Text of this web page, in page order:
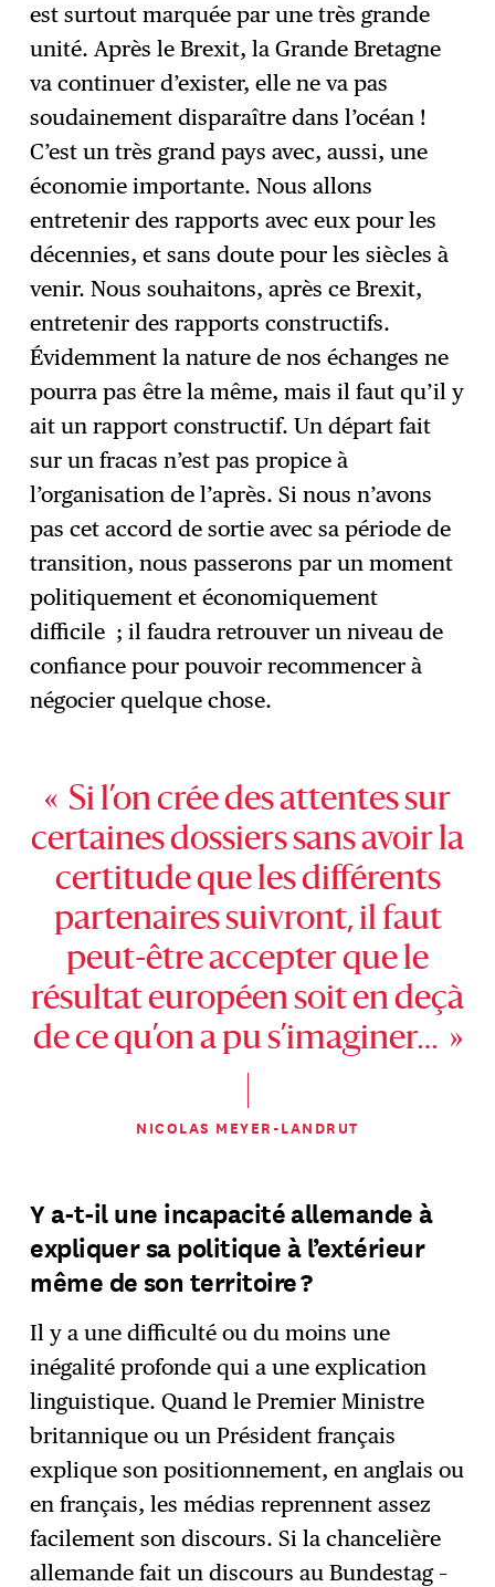
est surtout marquée par une très grande
unité. Après le Brexit, la Grande Bretagne
va continuer d’exister, elle ne va pas
soudainement disparaître dans l’océan !
C’est un très grand pays avec, aussi, une
économie importante. Nous allons
entretenir des rapports avec eux pour les
décennies, et sans doute pour les siècles à
venir. Nous souhaitons, après ce Brexit,
entretenir des rapports constructifs.
Évidemment la nature de nos échanges ne
pourra pas être la même, mais il faut qu’il y
ait un rapport constructif. Un départ fait
sur un fracas n’est pas propice à
l’organisation de l’après. Si nous n’avons
pas cet accord de sortie avec sa période de
transition, nous passerons par un moment
politiquement et économiquement
difficile ; il faudra retrouver un niveau de
confiance pour pouvoir recommencer à
négocier quelque chose.
« Si l’on crée des attentes sur
certaines dossiers sans avoir la
certitude que les différents
partenaires suivront, il faut
peut-être accepter que le
résultat européen soit en deçà
de ce qu’on a pu s’imaginer… »
NICOLAS MEYER-LANDRUT
Y a-t-il une incapacité allemande à
expliquer sa politique à l’extérieur
même de son territoire ?
Il y a une difficulté ou du moins une
inégalité profonde qui a une explication
linguistique. Quand le Premier Ministre
britannique ou un Président français
explique son positionnement, en anglais ou
en français, les médias reprennent assez
facilement son discours. Si la chancelière
allemande fait un discours au Bundestag –